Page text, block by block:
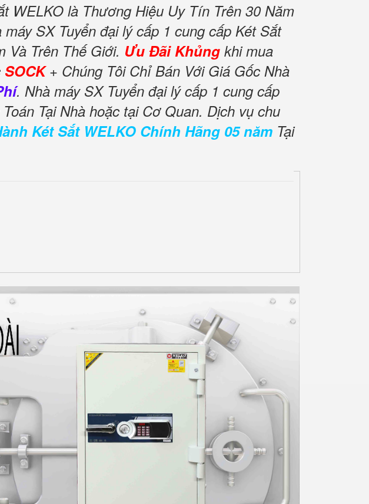
WELKO là Thương Hiệu Uy Tín Trên 30 Năm
SX Tuyển đại lý cấp 1 cung cấp Két Sắt
Và Trên Thế Giới. Ưu Đãi Khủng khi mua
SOCK+ Chúng Tôi Chỉ Bán Với Giá Gốc Nhà
. Nhà máy SX Tuyển đại lý cấp 1 cung cấp
Tại Nhà hoặc tại Cơ Quan. Dịch vụ chu
Két Sắt WELKO Chính Hãng 05 năm Tại